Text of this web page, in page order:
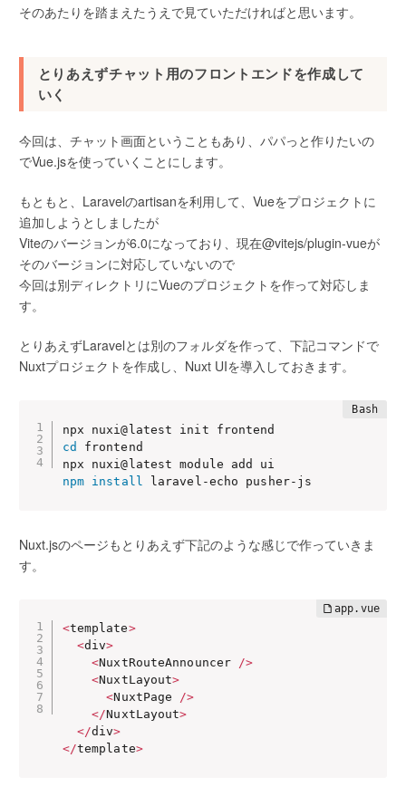
そのあたりを踏まえたうえで見ていただければと思います。
とりあえずチャット用のフロントエンドを作成して
いく
今回は、チャット画面ということもあり、パパっと作りたいの
でVue.jsを使っていくことにします。
もともと、Laravelのartisanを利用して、Vueをプロジェクトに
追加しようとしましたが
Viteのバージョンが6.0になっており、現在@vitejs/plugin-vueが
そのバージョンに対応していないので
今回は別ディレクトリにVueのプロジェクトを作って対応しま
す。
とりあえずLaravelとは別のフォルダを作って、下記コマンドで
Nuxtプロジェクトを作成し、Nuxt UIを導入しておきます。
cd
frontend
npm install laravel-echo pusher-js
Nuxt.jsのページもとりあえず下記のような感じで作っていきま
す。
<template>
<div>
<NuxtRouteAnnouncer />
<NuxtLayout>
<NuxtPage />
</NuxtLayout>
</div>
</template>